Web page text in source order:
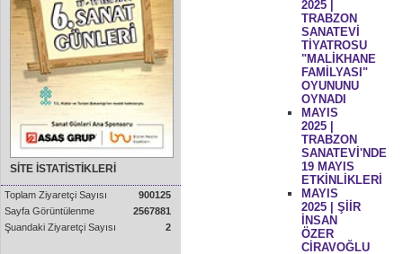
SİTE İSTATİSTİKLERİ
Toplam Ziyaretçi Sayısı
900125
Sayfa Görüntülenme
2567881
Şuandaki Ziyaretçi Sayısı
2
2025 |
TRABZON
SANATEVİ
TİYATROSU
"MALİKHANE
FAMİLYASI"
OYUNUNU
OYNADI
MAYIS
2025 |
TRABZON
SANATEVİ'NDE
19 MAYIS
ETKİNLİKLERİ
MAYIS
2025 | ŞİİR
İNSAN
ÖZER
CİRAVOĞLU